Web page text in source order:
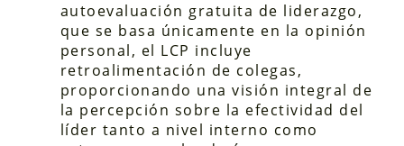
autoevaluación gratuita de liderazgo,
que se basa únicamente en la opinión
personal, el LCP incluye
retroalimentación de colegas,
proporcionando una visión integral de
la percepción sobre la efectividad del
líder tanto a nivel interno como